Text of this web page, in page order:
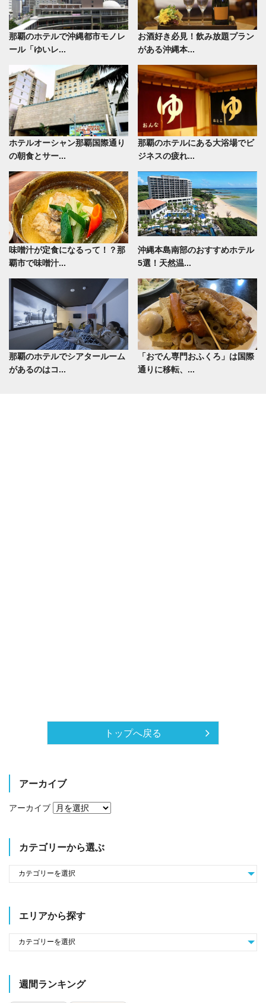
那覇のホテルで沖縄都市モノレ
ール「ゆいレ...
お酒好き必見！飲み放題プラン
がある沖縄本...
ホテルオーシャン那覇国際通り
の朝食とサー...
那覇のホテルにある大浴場でビ
ジネスの疲れ...
味噌汁が定食になるって！？那
覇市で味噌汁...
沖縄本島南部のおすすめホテル
5選！天然温...
那覇のホテルでシアタールーム
があるのはコ...
「おでん専門おふくろ」は国際
通りに移転、...
トップへ戻る
アーカイブ
アーカイブ
カテゴリーから選ぶ
エリアから探す
週間ランキング